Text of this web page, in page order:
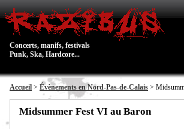
Concerts, manifs, festivals
Punk, Ska, Hardcore...
Accueil > Évènements en Nord-Pas-de-Calais >
Midsummer Fest VI au Baron